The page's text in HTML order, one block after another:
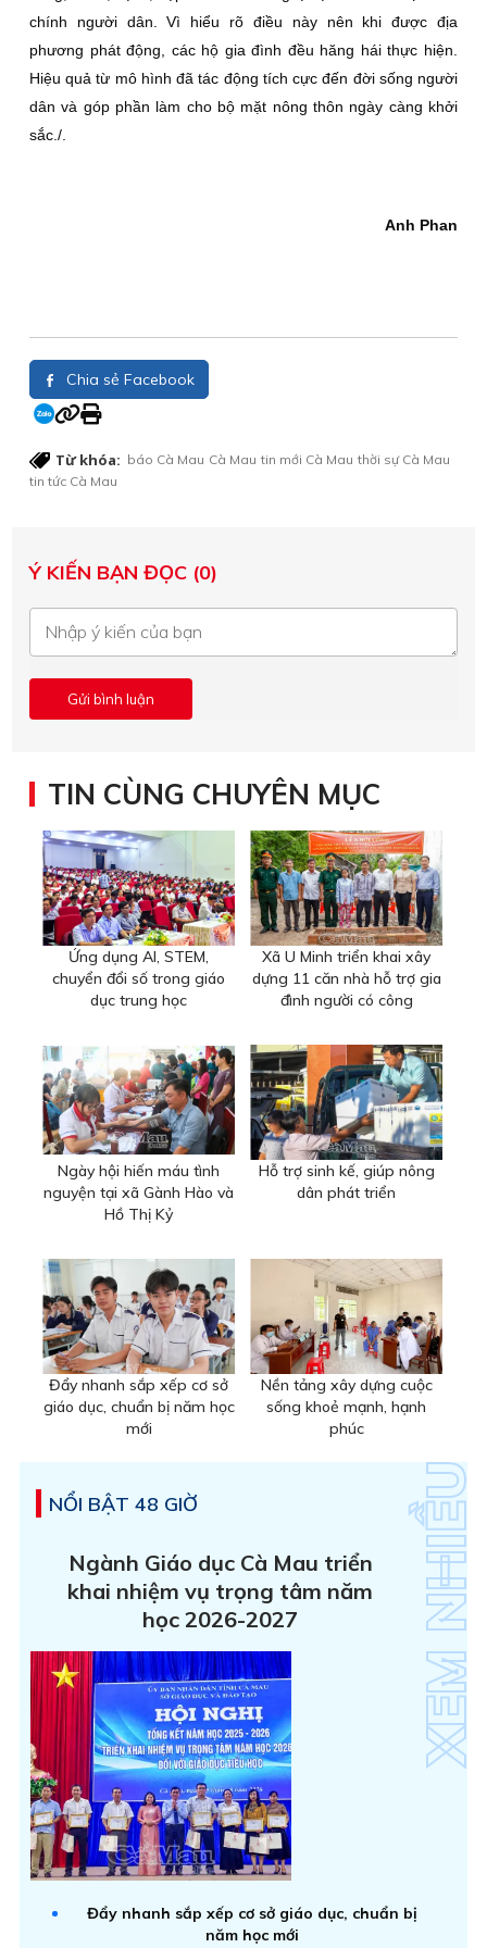
chính người dân. Vì hiểu rõ điều này nên khi được địa
phương phát động, các hộ gia đình đều hăng hái thực hiện.
Hiệu quả từ mô hình đã tác động tích cực đến đời sống người
dân và góp phần làm cho bộ mặt nông thôn ngày càng khởi
sắc./.
Anh Phan
Chia sẻ Facebook
Từ khóa: báo Cà Mau Cà Mau tin mới Cà Mau thời sự Cà Mau
tin tức Cà Mau
Ý KIẾN BẠN ĐỌC (0)
TIN CÙNG CHUYÊN MỤC
Ứng dụng AI, STEM,
chuyển đổi số trong giáo
dục trung học
Xã U Minh triển khai xây
dựng 11 căn nhà hỗ trợ gia
đình người có công
Ngày hội hiến máu tình
nguyện tại xã Gành Hào và
Hồ Thị Kỷ
Hỗ trợ sinh kế, giúp nông
dân phát triển
Đẩy nhanh sắp xếp cơ sở
giáo dục, chuẩn bị năm học
mới
Nền tảng xây dựng cuộc
sống khoẻ mạnh, hạnh
phúc
NỔI BẬT 48 GIỜ
Ngành Giáo dục Cà Mau triển
khai nhiệm vụ trọng tâm năm
học 2026-2027
Đẩy nhanh sắp xếp cơ sở giáo dục, chuẩn bị
năm học mới